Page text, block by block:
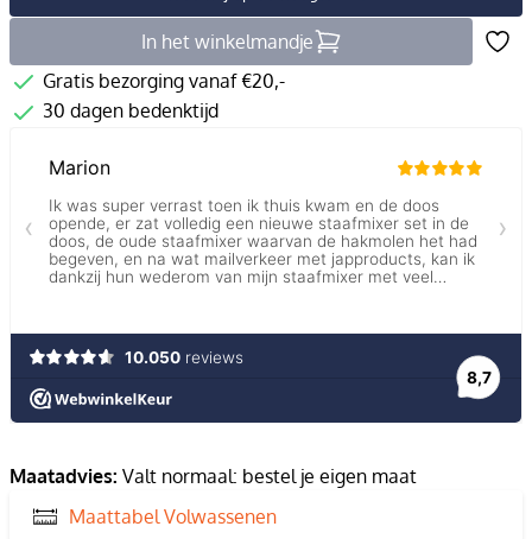
In het winkelmandje
Gratis bezorging vanaf €20,-
30 dagen bedenktijd
Maatadvies: Valt normaal: bestel je eigen maat
Maattabel Volwassenen